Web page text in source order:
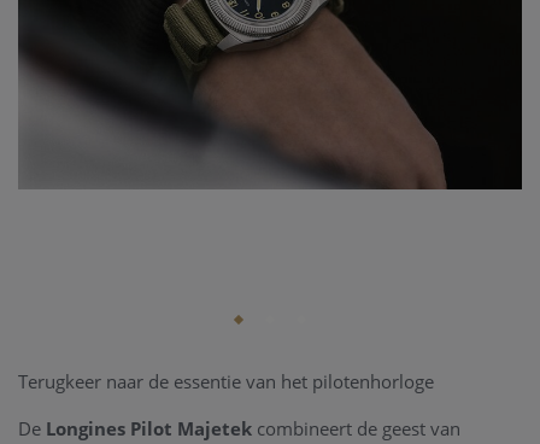
Terugkeer naar de essentie van het pilotenhorloge
De Longines Pilot Majetek combineert de geest van